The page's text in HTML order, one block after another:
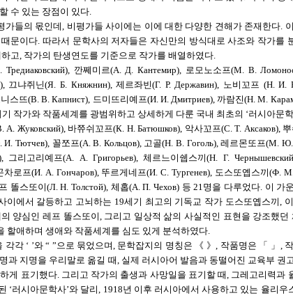
수 있는 장점이 있다.
들의 몫인데, 비평가들 사이에는 이에 대한 다양한 견해가 존재한다.
문이다. 따라서 문학사의 저자들은 자신만의 방식대로 사조와 작가를
고, 작가의 탄생연도를 기준으로 작가를 배열하였다.
깐쩨미르(А. Д. Кантемир), 로모노소프(М. В.
끄냐쥐닌(Я. Б. Княжнин), 제르좌빈(Г. Р. Державин), 노비꼬프 (Н. И.
스뜨(В. В. Капнист), 드미뜨리예프(И. И. Дмитриев), 까람진(Н. М.
작가와 작품세계를 광범위하고 상세하게 다룬 국내 최초의 ‘러시아문
Жуковский), 바쮸쉬꼬프(К. Н. Батюшков), 악사꼬프(С. Т. Аксаков),
И. Тютчев), 꼴쪼프(А. В. Кольцов), 고골(Н. В. Гоголь), 레르몬또프(М.
그리고리예프(А. А. Григорьев), 체르느이쉡스끼(Н. Г.
로프(И. А. Гончаров), 뚜르게네프(И. С. Тургенев), 도스또옙스끼(Ф.
똘스또이(Л. Н. Толстой), 체홉(А. П. Чехов) 등 21명을 다루었다. 이 가
이에서 갈등하고 고뇌하는 19세기 최고의 기독교 작가 도스또옙스끼,
양심인 레프 똘스또이, 그리고 일상적 삶의 사실적인 표현을 강조했
할애하며 생애와 작품세계를 심도 있게 분석하였다.
각 ‘ ’와 “ ”으로 묶었으며, 문학잡지의 명칭은 《 》, 작품명은 「 」,
과 지명을 우리말로 옮길 때, 실제 러시아어 발음과 동떨어진 교육부 권
게 표기했다. 그리고 작가의 출생과 사망일을 표기할 때, 그레고리력과
‘러시아문학사’와 달리, 1918년 이후 러시아에서 사용하고 있는 율리우